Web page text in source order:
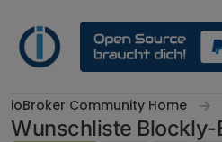
ioBroker Community Home
Wunschliste Blockly-